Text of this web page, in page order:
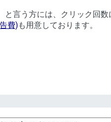
と言う方には、クリック回
費)も用意しております。